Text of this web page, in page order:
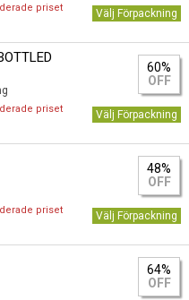
priset
Välj Förpackning
60%
OFF
priset
Välj Förpackning
48%
OFF
priset
Välj Förpackning
64%
OFF